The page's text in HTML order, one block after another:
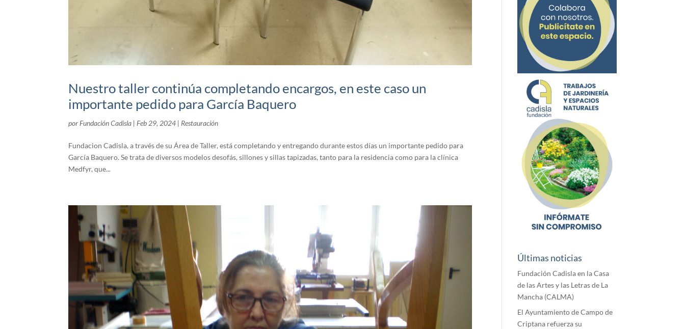
Nuestro taller continúa completando encargos, en este caso un
importante pedido para García Baquero
por Fundación Cadisla | Feb 29, 2024 | Restauración
Fundacion Cadisla, a través de su Área de Taller, está completando y entregando durante estos días un importante pedido para
García Baquero. Se trata de diversos modelos desofás, sillones y sillas tapizadas, tanto para la residencia como para la clínica
Medfyr, que...
Últimas noticias
Fundación Cadisla en la Casa
de las Artes y las Letras de La
Mancha (CALMA)
El Ayuntamiento de Campo de
Criptana refuerza su